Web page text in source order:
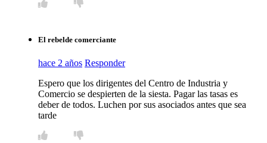
El rebelde comerciante
hace 2 años Responder
Espero que los dirigentes del Centro de Industria y
Comercio se despierten de la siesta. Pagar las tasas es
deber de todos. Luchen por sus asociados antes que sea
tarde